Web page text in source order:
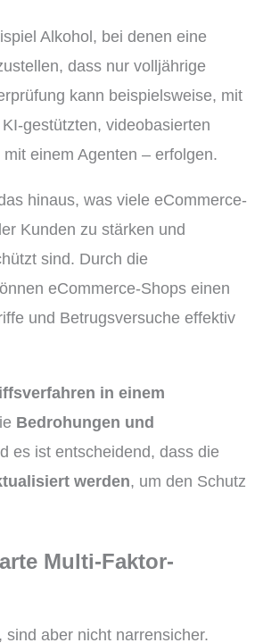
Alkohol, bei denen eine
dass nur volljährige
kann beispielsweise, mit
gestützten, videobasierten
einem Agenten – erfolgen.
hinaus, was viele eCommerce-
Kunden zu stärken und
sind. Durch die
eCommerce-Shops einen
und Betrugsversuche effektiv
in einem
Bedrohungen und
es ist entscheidend, dass die
werden, um den Schutz
Multi-Faktor-
aber nicht narrensicher.